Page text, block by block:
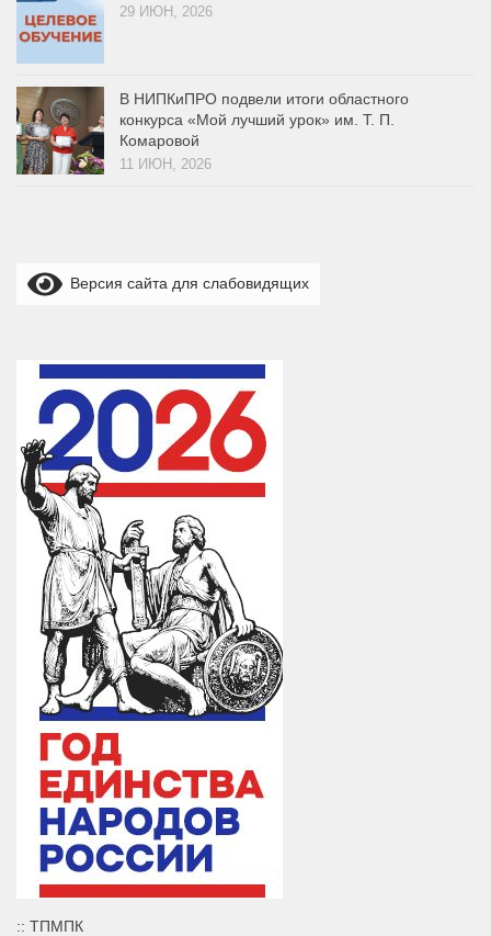
29 ИЮН, 2026
В НИПКиПРО подвели итоги областного
конкурса «Мой лучший урок» им. Т. П.
Комаровой
11 ИЮН, 2026
Версия сайта для слабовидящих
:: ТПМПК